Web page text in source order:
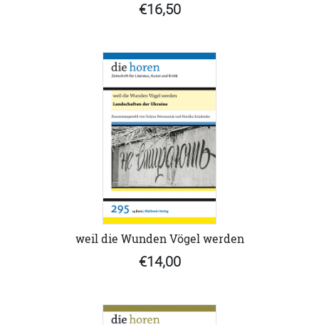
€16,50
weil die Wunden Vögel werden
€14,00